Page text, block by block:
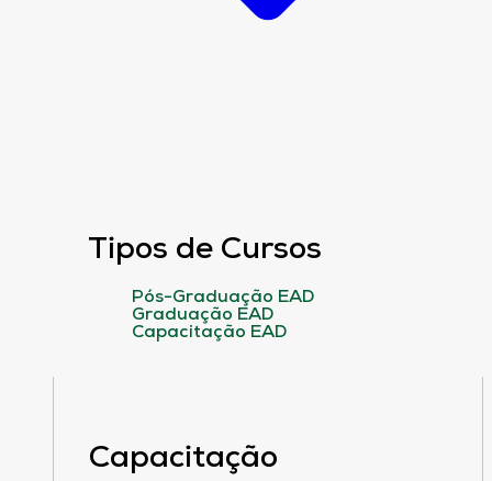
Tipos de Cursos
Pós-Graduação EAD
Graduação EAD
Capacitação EAD
Capacitação